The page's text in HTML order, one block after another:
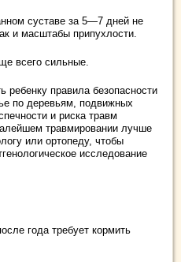
суставе за 5—7 дней не
и масштабы припухлости.
всего сильные.
ребенку правила безопасности
по деревьям, подвижных
и риска травм
травмировании лучше
или ортопеду, чтобы
исследование
года требует кормить